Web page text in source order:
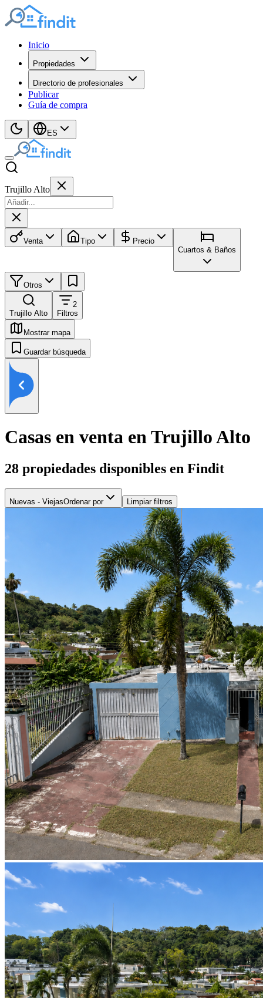
Inicio
Propiedades
Directorio de profesionales
Publicar
Guía de compra
ES
Trujillo Alto
Venta Tipo
Precio
Cuartos & Baños
Otros
Trujillo Alto
2
Filtros
Mostrar mapa
Guardar búsqueda
Casas en venta en Trujillo Alto
28 propiedades disponibles en Findit
Nuevas - ViejasOrdenar por Limpiar filtros